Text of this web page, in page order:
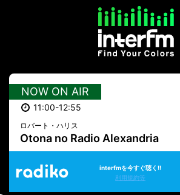
NOW ON AIR
11:00-12:55
ロバート・ハリス
Otona no Radio Alexandria
interfmを今すぐ聴く!!
利用規約等